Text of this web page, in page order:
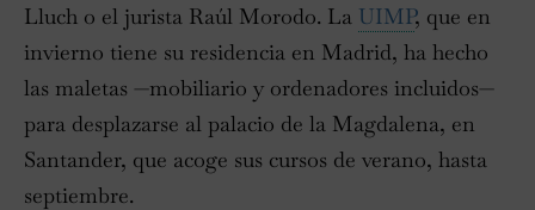
Lluch o el jurista Raúl Morodo. La UIMP, que en
invierno tiene su residencia en Madrid, ha hecho
las maletas —mobiliario y ordenadores incluidos—
para desplazarse al palacio de la Magdalena, en
Santander, que acoge sus cursos de verano, hasta
septiembre.